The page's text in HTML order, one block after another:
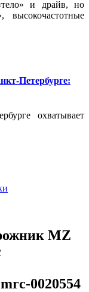
и драйв, но
Петербурге:
охватывает
MZ
0020554